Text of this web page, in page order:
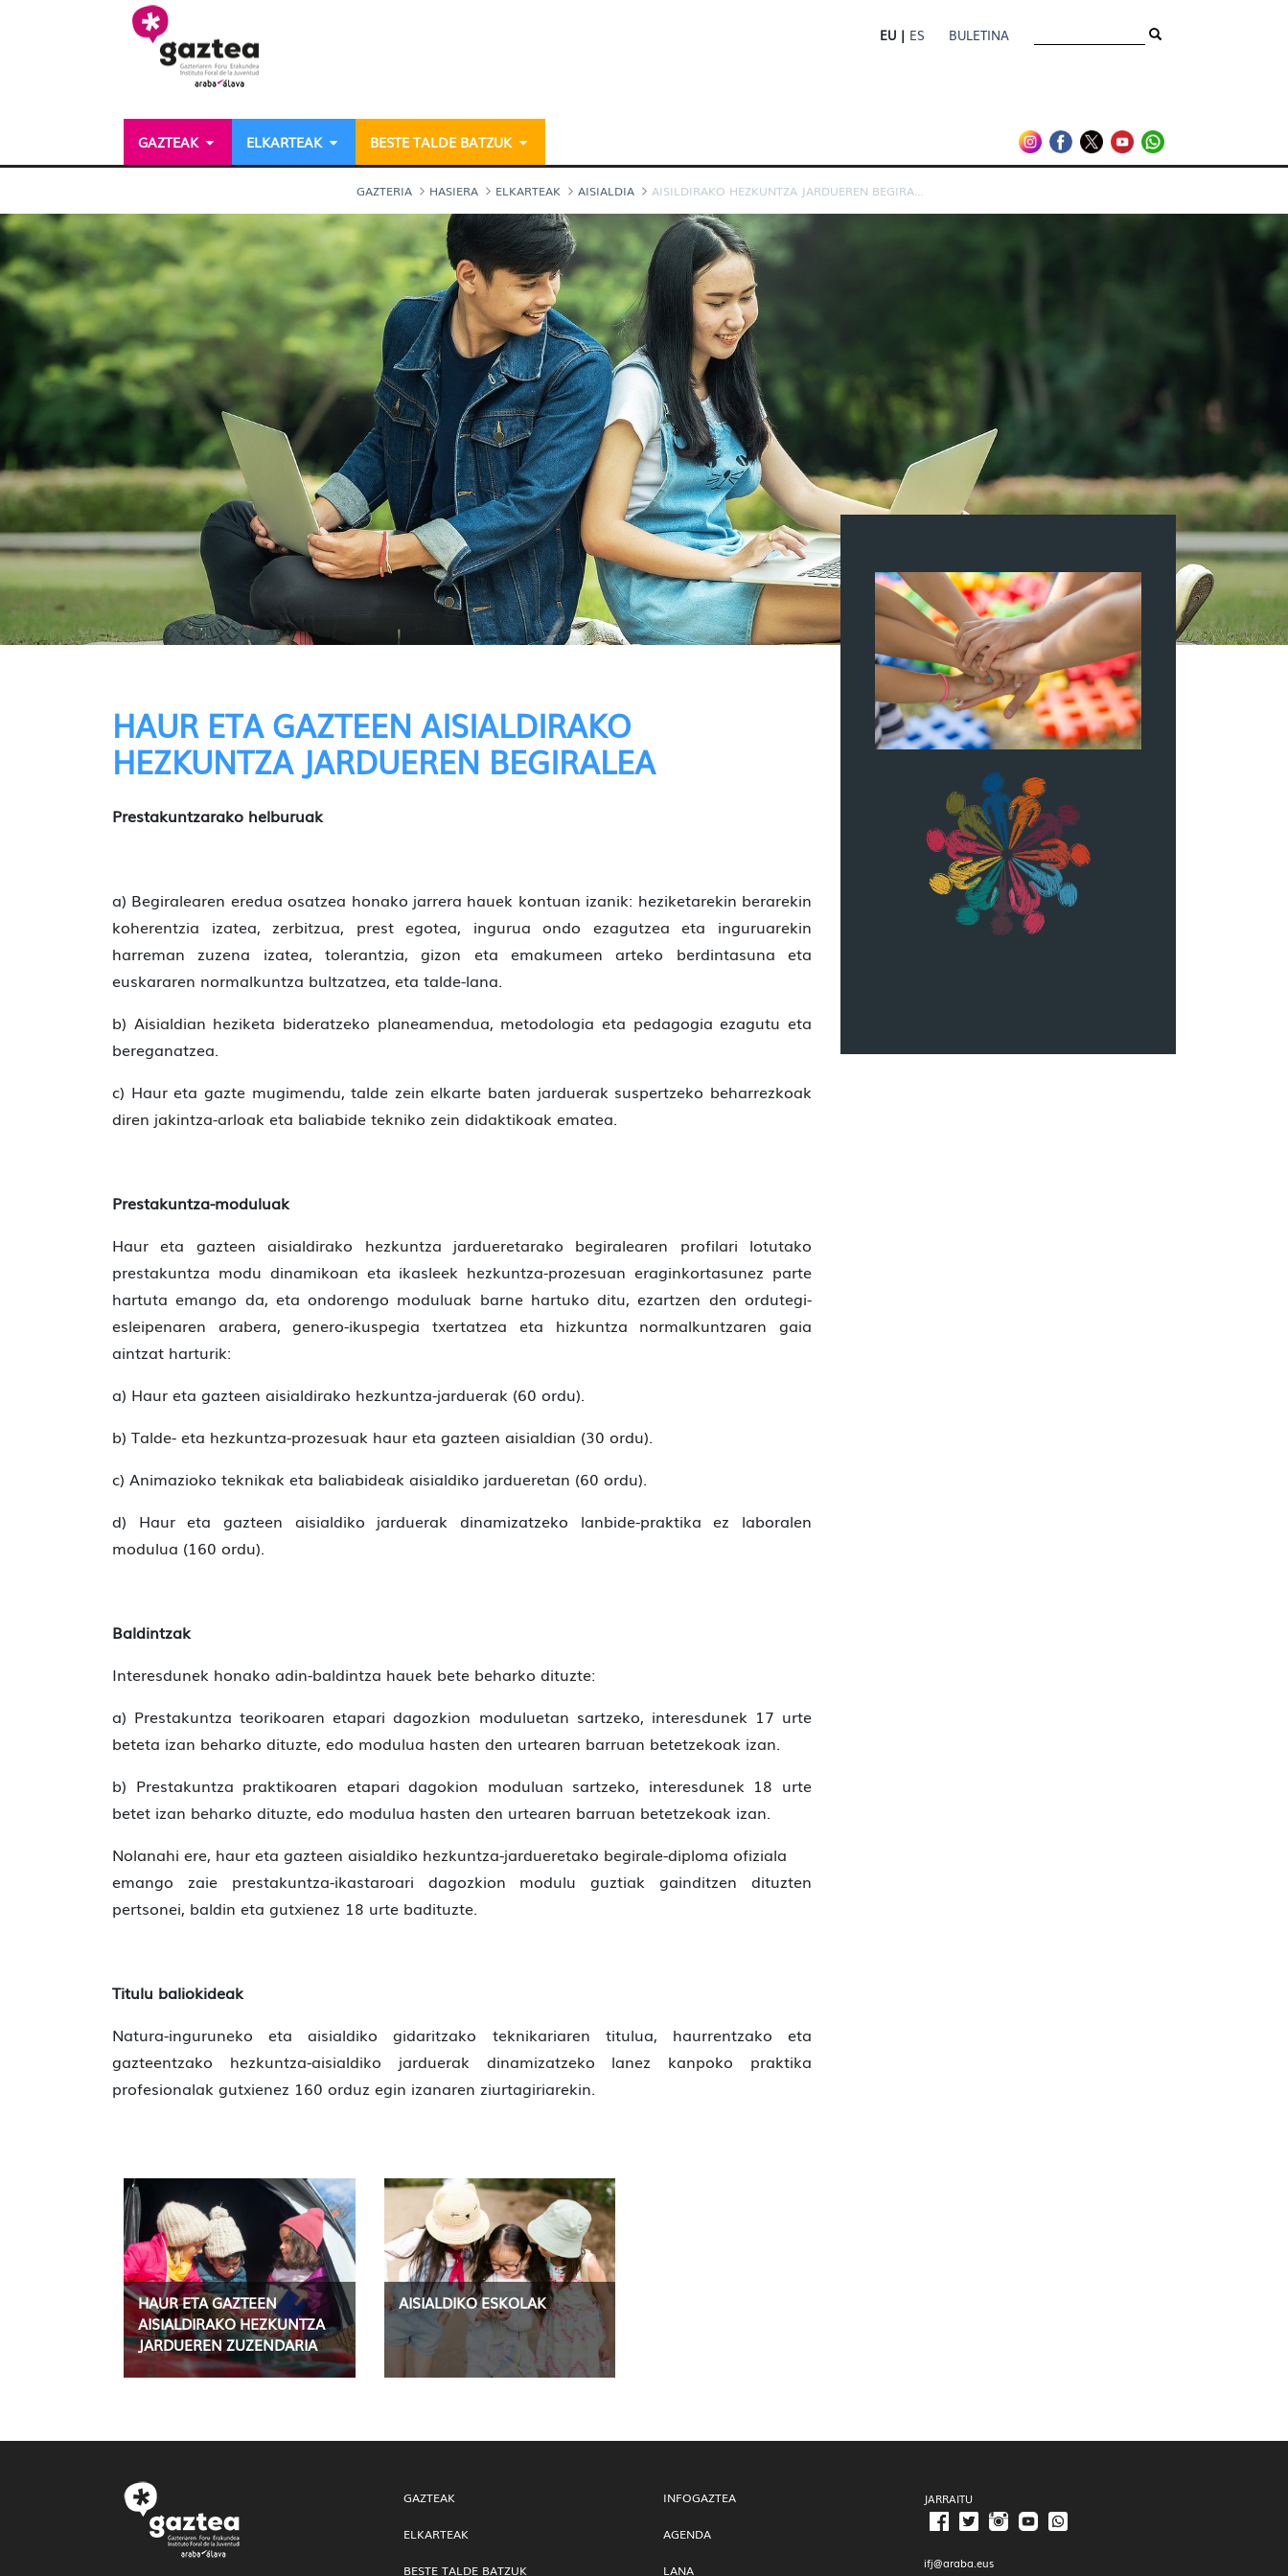
Eduki nagusira joan
EU | ES BULETINA
GAZTEAK ELKARTEAK BESTE TALDE BATZUK
Aisildirako hezkuntza jardueren begiralea - gazteria
GAZTERIA HASIERA ELKARTEAK AISIALDIA AISILDIRAKO HEZKUNTZA JARDUEREN BEGIRALEA
HAUR ETA GAZTEEN AISIALDIRAKO
HEZKUNTZA JARDUEREN BEGIRALEA
Prestakuntzarako helburuak
a) Begiralearen eredua osatzea honako jarrera hauek kontuan izanik: heziketarekin berarekin
koherentzia izatea, zerbitzua, prest egotea, ingurua ondo ezagutzea eta inguruarekin
harreman zuzena izatea, tolerantzia, gizon eta emakumeen arteko berdintasuna eta
euskararen normalkun­tza bultzatzea, eta talde-lana.
b) Aisialdian heziketa bideratzeko planeamendua, metodologia eta pedagogia ezagutu eta
bereganatzea.
c) Haur eta gazte mugimendu, talde zein elkarte baten jarduerak suspertzeko beharrezkoak
diren jakintza-arloak eta baliabide tekniko zein didaktikoak ematea.
Prestakuntza-moduluak
Haur eta gazteen aisialdirako hezkuntza jardueretarako begiralearen profilari lotutako
prestakun­tza modu dinamikoan eta ikasleek hezkuntza-prozesuan eraginkortasunez parte
hartuta emango da, eta ondorengo moduluak barne hartuko ditu, ezartzen den ordutegi-
esleipenaren arabera, genero-ikuspegia txertatzea eta hizkuntza normalkuntzaren gaia
aintzat harturik:
a) Haur eta gazteen aisialdirako hezkuntza-jarduerak (60 ordu).
b) Talde- eta hezkuntza-prozesuak haur eta gazteen aisialdian (30 ordu).
c) Animazioko teknikak eta baliabideak aisialdiko jardueretan (60 ordu).
d) Haur eta gazteen aisialdiko jarduerak dinamizatzeko lanbide-praktika ez laboralen
modulua (160 ordu).
Baldintzak
Interesdunek honako adin-baldintza hauek bete beharko dituzte:
a) Prestakuntza teorikoaren etapari dagozkion moduluetan sartzeko, interesdunek 17 urte
beteta izan beharko dituzte, edo modulua hasten den urtearen barruan betetzekoak izan.
b) Prestakuntza praktikoaren etapari dagokion moduluan sartzeko, interesdunek 18 urte
betet izan beharko dituzte, edo modulua hasten den urtearen barruan betetzekoak izan.
Nolanahi ere, haur eta gazteen aisialdiko hezkuntza-jardueretako begirale-diploma ofiziala
emango zaie prestakuntza-ikastaroari dagozkion modulu guztiak gainditzen dituzten
pertsonei, baldin eta gutxienez 18 urte badituzte.
Titulu baliokideak
Natura-inguruneko eta aisialdiko gidaritzako teknikariaren titulua, haurrentzako eta
gazteentzako hezkuntza-aisialdiko jarduerak dinamizatzeko lanez kanpoko praktika
profesionalak gutxienez 160 orduz egin izanaren ziurtagiriarekin.
HAUR ETA GAZTEEN
AISIALDIRAKO HEZKUNTZA
JARDUEREN ZUZENDARIA
AISIALDIKO ESKOLAK
GAZTEAK
ELKARTEAK
BESTE TALDE BATZUK
INFOGAZTEA
AGENDA
LANA
JARRAITU
ifj@araba.eus